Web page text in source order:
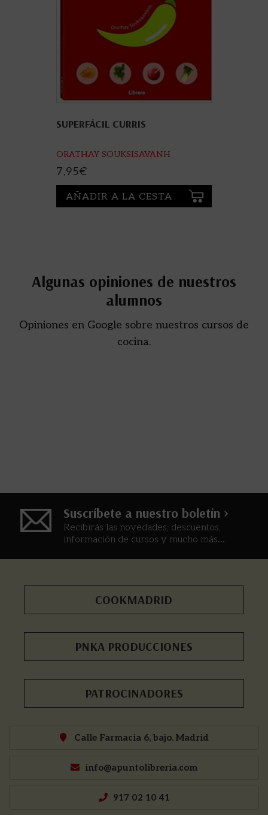
SUPERFÁCIL CURRIS
ORATHAY SOUKSISAVANH
7,95€
AÑADIR A LA CESTA
Algunas opiniones de nuestros
alumnos
Opiniones en Google sobre nuestros cursos de
cocina.
Suscríbete a nuestro boletín >
Recibirás las novedades, descuentos,
información de cursos y mucho más...
COOKMADRID
PNKA PRODUCCIONES
PATROCINADORES
Calle Farmacia 6, bajo. Madrid
info@apuntolibreria.com
917 02 10 41